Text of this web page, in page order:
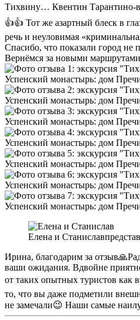
Тихвину… Квентин Тарантино-
👍👍 Тот же азартный блеск в
речь и неуловимая
Спасибо, что показали город не
Вернёмся за новыми
Елена и Станислав
Ирина, благодарим за
ваши ожидания. Вдвойне
от таких опытных туристов как
то, что вы даже подметили
не замечали😉 Наши самые